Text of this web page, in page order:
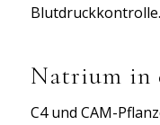
Blutdruckkontrolle.
Natrium in
C4 und CAM-